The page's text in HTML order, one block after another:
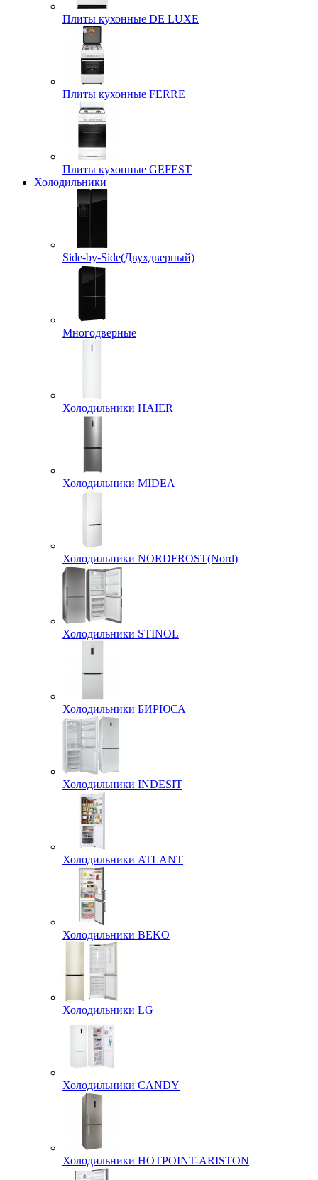
Плиты кухонные DE LUXE
Плиты кухонные FERRE
Плиты кухонные GEFEST
Холодильники
Side-by-Side(Двухдверный)
Многодверные
Холодильники HAIER
Холодильники MIDEA
Холодильники NORDFROST(Nord)
Холодильники STINOL
Холодильники БИРЮСА
Холодильники INDESIT
Холодильники ATLANT
Холодильники BEKO
Холодильники LG
Холодильники CANDY
Холодильники HOTPOINT-ARISTON